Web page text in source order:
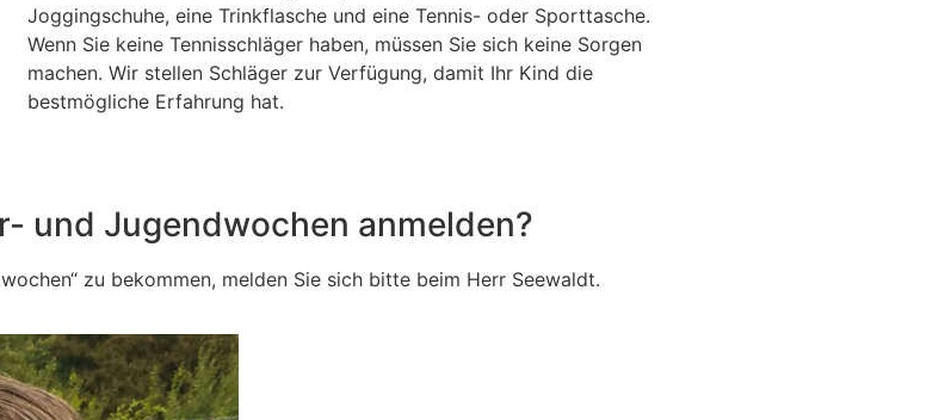
Joggingschuhe, eine Trinkflasche und eine Tennis- oder Sporttasche.
Wenn Sie keine Tennisschläger haben, müssen Sie sich keine Sorgen
machen. Wir stellen Schläger zur Verfügung, damit Ihr Kind die
bestmögliche Erfahrung hat.
und Jugendwochen anmelden?
zu bekommen, melden Sie sich bitte beim Herr Seewaldt.